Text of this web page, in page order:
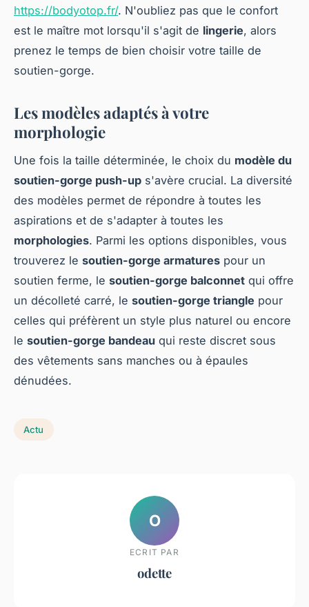
https://bodyotop.fr/. N'oubliez pas que le confort
est le maître mot lorsqu'il s'agit de lingerie, alors
prenez le temps de bien choisir votre taille de
soutien-gorge.
Les modèles adaptés à votre
morphologie
Une fois la taille déterminée, le choix du modèle du
soutien-gorge push-up s'avère crucial. La diversité
des modèles permet de répondre à toutes les
aspirations et de s'adapter à toutes les
morphologies. Parmi les options disponibles, vous
trouverez le soutien-gorge armatures pour un
soutien ferme, le soutien-gorge balconnet qui offre
un décolleté carré, le soutien-gorge triangle pour
celles qui préfèrent un style plus naturel ou encore
le soutien-gorge bandeau qui reste discret sous
des vêtements sans manches ou à épaules
dénudées.
Actu
O
ECRIT PAR
odette